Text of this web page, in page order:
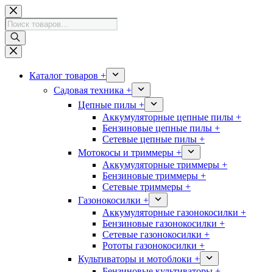
Перейти
к
сути
Поиск
товаров
Каталог товаров +
Садовая техника +
Цепные пилы +
Аккумуляторные цепные пилы +
Бензиновые цепные пилы +
Сетевые цепные пилы +
Мотокосы и триммеры +
Аккумуляторные триммеры +
Бензиновые триммеры +
Сетевые триммеры +
Газонокосилки +
Аккумуляторные газонокосилки +
Бензиновые газонокосилки +
Сетевые газонокосилки +
Рототы газонокосилки +
Культиваторы и мотоблоки +